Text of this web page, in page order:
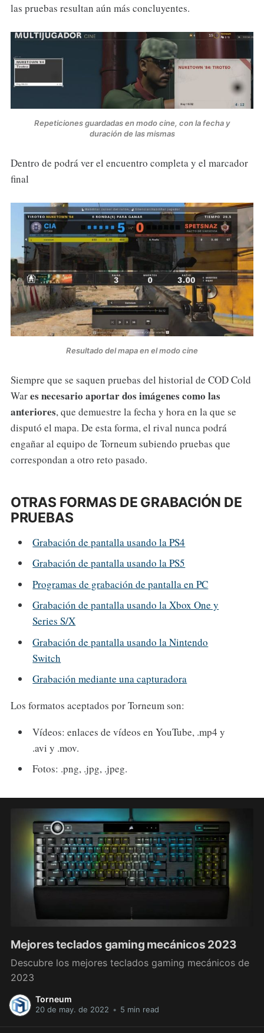
las pruebas resultan aún más concluyentes.
Repeticiones guardadas en modo cine, con la fecha y
duración de las mismas
Dentro de podrá ver el encuentro completa y el marcador
final
Resultado del mapa en el modo cine
Siempre que se saquen pruebas del historial de COD Cold
Wares necesario aportar dos imágenes como las
anteriores, que demuestre la fecha y hora en la que se
disputó el mapa. De esta forma, el rival nunca podrá
engañar al equipo de Torneum subiendo pruebas que
correspondan a otro reto pasado.
OTRAS FORMAS DE GRABACIÓN DE
PRUEBAS
Grabación de pantalla usando la PS4
Grabación de pantalla usando la PS5
Programas de grabación de pantalla en PC
Grabación de pantalla usando la Xbox One y
Series S/X
Grabación de pantalla usando la Nintendo
Switch
Grabación mediante una capturadora
Los formatos aceptados por Torneum son:
Vídeos: enlaces de vídeos en YouTube, .mp4 y
.avi y .mov.
Fotos: .png, .jpg, .jpeg.
Mejores teclados gaming mecánicos 2023
Descubre los mejores teclados gaming mecánicos de
2023
Torneum
20 de may. de 2022 • 5 min read